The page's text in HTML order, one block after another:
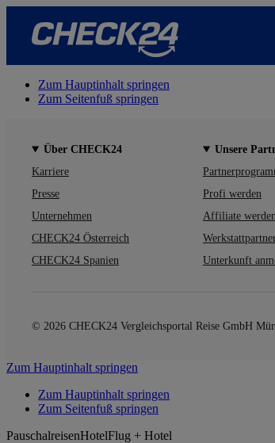
Zum Hauptinhalt springen
Zum Seitenfuß springen
Über CHECK24
Karriere
Presse
Unternehmen
CHECK24 Österreich
CHECK24 Spanien
Unsere
Profi werden
Affiliate
Unterkunft
© 2026 CHECK24 Vergleichsportal Reise GmbH
Zum Hauptinhalt springen
Zum Hauptinhalt springen
Zum Seitenfuß springen
PauschalreisenHotelFlug + Hotel